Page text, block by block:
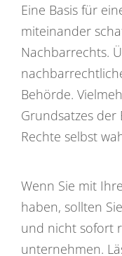
Eine Basis für
miteinander
Nachbarrechts.
Behörde.
Grundsatzes der
Rechte selbst
Wenn Sie mit
haben, sollten
und nicht sofort
unternehmen.